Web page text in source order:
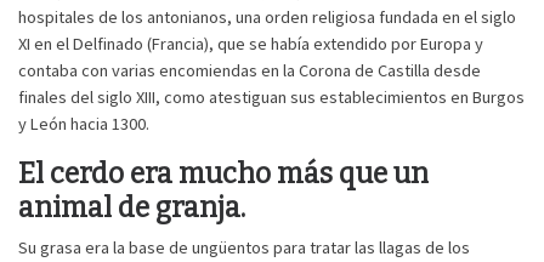
hospitales de los antonianos, una orden religiosa fundada en el siglo
XI en el Delfinado (Francia), que se había extendido por Europa y
contaba con varias encomiendas en la Corona de Castilla desde
finales del siglo XIII, como atestiguan sus establecimientos en Burgos
y León hacia 1300.
El cerdo era mucho más que un
animal de granja.
Su grasa era la base de ungüentos para tratar las llagas de los